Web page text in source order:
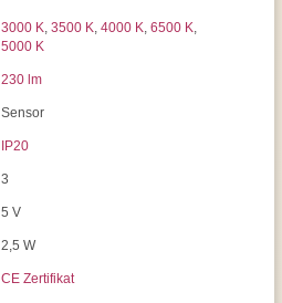
3000 K, 3500 K, 4000 K, 6500 K,
5000 K
230 lm
Sensor
IP20
3
5 V
2,5 W
CE Zertifikat